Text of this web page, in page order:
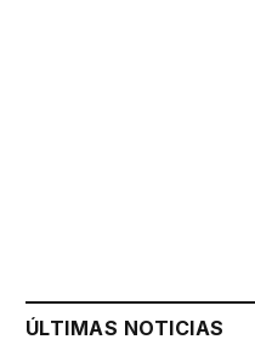
ÚLTIMAS NOTICIAS